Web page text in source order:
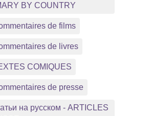
BY COUNTRY
de films
de livres
COMIQUES
de presse
на русском - ARTICLES